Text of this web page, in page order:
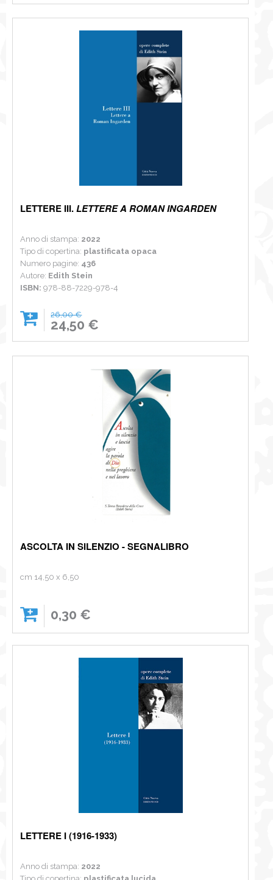
LETTERE III.LETTERE A ROMAN INGARDEN
Anno di stampa: 2022
Tipo di copertina: plastificata opaca
Numero pagine: 436
Autore: Edith Stein
ISBN: 978-88-7229-978-4
26,00 €
24,50 €
ASCOLTA IN SILENZIO - SEGNALIBRO
cm 14,50 x 6,50
0,30 €
LETTERE I (1916-1933)
Anno di stampa: 2022